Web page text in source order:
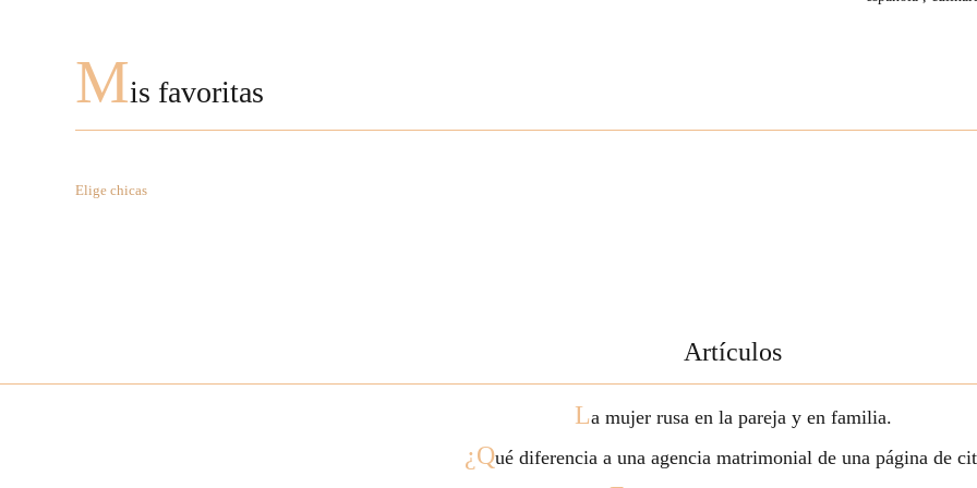
Mis favoritas
Elige chicas
Artículos
La mujer rusa en la pareja y en familia.
¿Qué diferencia a una agencia matrimonial de una página de